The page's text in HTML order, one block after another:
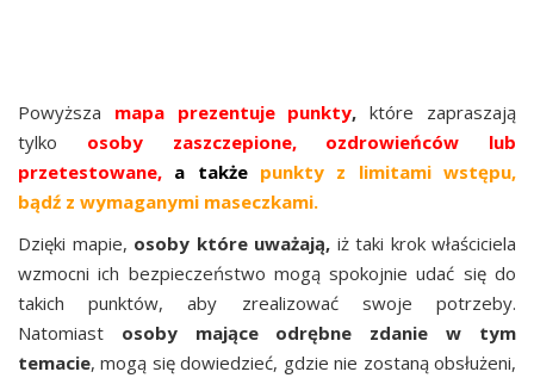
Powyższa mapa prezentuje punkty,które zapraszają
tylko osoby zaszczepione, ozdrowieńców lub
przetestowane, a także punkty z limitami wstępu,
bądź z wymaganymi maseczkami.
Dzięki mapie, osoby które uważają, iż taki krok właściciela
wzmocni ich bezpieczeństwo mogą spokojnie udać się do
takich punktów, aby zrealizować swoje potrzeby.
Natomiast osoby mające odrębne zdanie w tym
temacie, mogą się dowiedzieć, gdzie nie zostaną obsłużeni,